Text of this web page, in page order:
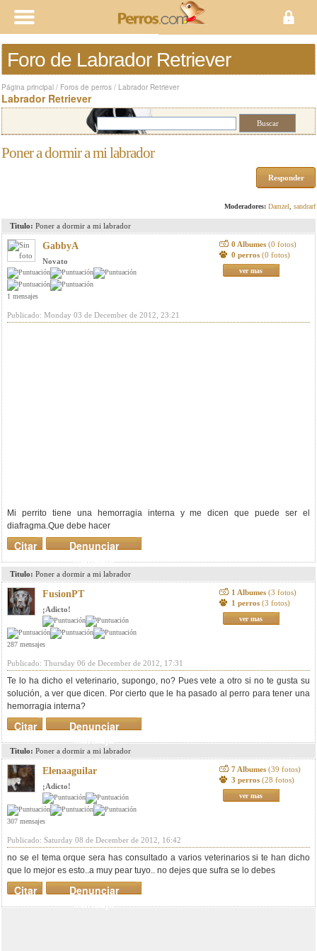
Foro de Labrador Retriever
Página principal / Foros de perros / Labrador Retriever
Labrador Retriever
Poner a dormir a mi labrador
Responder
Moderadores: Damzel sandrarf
Titulo: Poner a dormir a mi labrador
GabbyA
Novato
1 mensajes
0 Albumes (0 fotos)
0 perros (0 fotos)
ver mas
Publicado: Monday 03 de December de 2012, 23:21
Mi perrito tiene una hemorragia interna y me dicen que puede ser el
diafragma.Que debe hacer
Denunciar
mensaje
Citar
Titulo: Poner a dormir a mi labrador
FusionPT
¡Adicto!
287 mensajes
1 Albumes (3 fotos)
1 perros (3 fotos)
ver mas
Publicado: Thursday 06 de December de 2012, 17:31
Te lo ha dicho el veterinario, supongo, no? Pues vete a otro si no te gusta su
solución, a ver que dicen. Por cierto que le ha pasado al perro para tener una
hemorragia interna?
Denunciar
mensaje
Citar
Titulo: Poner a dormir a mi labrador
Elenaaguilar
¡Adicto!
307 mensajes
7 Albumes (39 fotos)
3 perros (28 fotos)
ver mas
Publicado: Saturday 08 de December de 2012, 16:42
no se el tema orque sera has consultado a varios veterinarios si te han dicho
que lo mejor es esto..a muy pear tuyo.. no dejes que sufra se lo debes
Denunciar
mensaje
Citar